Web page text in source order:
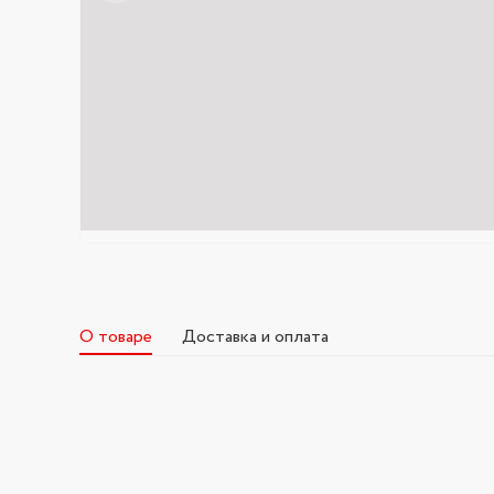
О товаре Доставка и оплата